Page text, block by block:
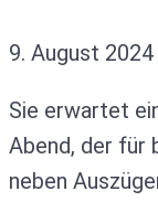
9. August 2024
Sie erwartet
Abend, der für
neben